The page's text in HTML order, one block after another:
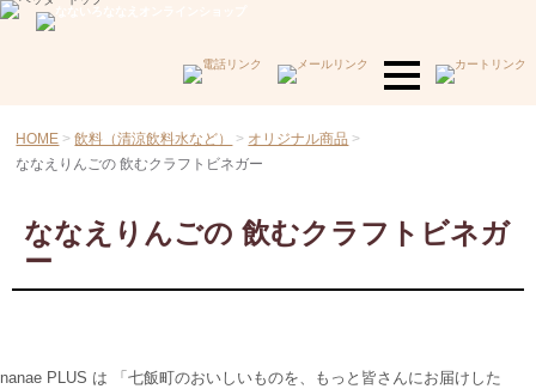
HOME 飲料（清涼飲料水など）
オリジナル商品
ななえりんごの 飲むクラフトビネガー
ななえりんごの 飲むクラフトビネガ
ー
nanae PLUS は 「七飯町のおいしいものを、もっと皆さんにお届けした